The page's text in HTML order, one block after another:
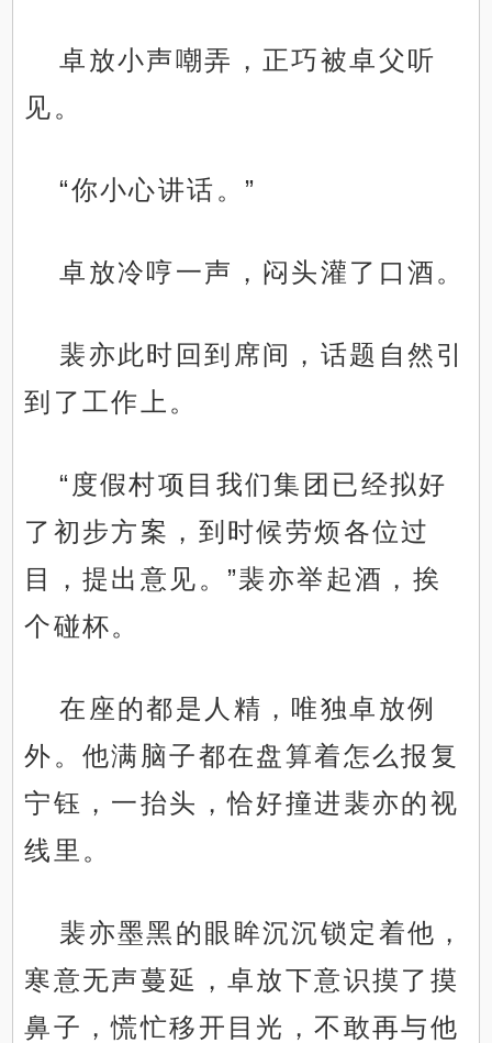
卓放小声嘲弄，正巧被卓父听
见。
“你小心讲话。”
卓放冷哼一声，闷头灌了口酒。
裴亦此时回到席间，话题自然引
到了工作上。
“度假村项目我们集团已经拟好
了初步方案，到时候劳烦各位过
目，提出意见。”裴亦举起酒，挨
个碰杯。
在座的都是人精，唯独卓放例
外。他满脑子都在盘算着怎么报复
宁钰，一抬头，恰好撞进裴亦的视
线里。
裴亦墨黑的眼眸沉沉锁定着他，
寒意无声蔓延，卓放下意识摸了摸
鼻子，慌忙移开目光，不敢再与他